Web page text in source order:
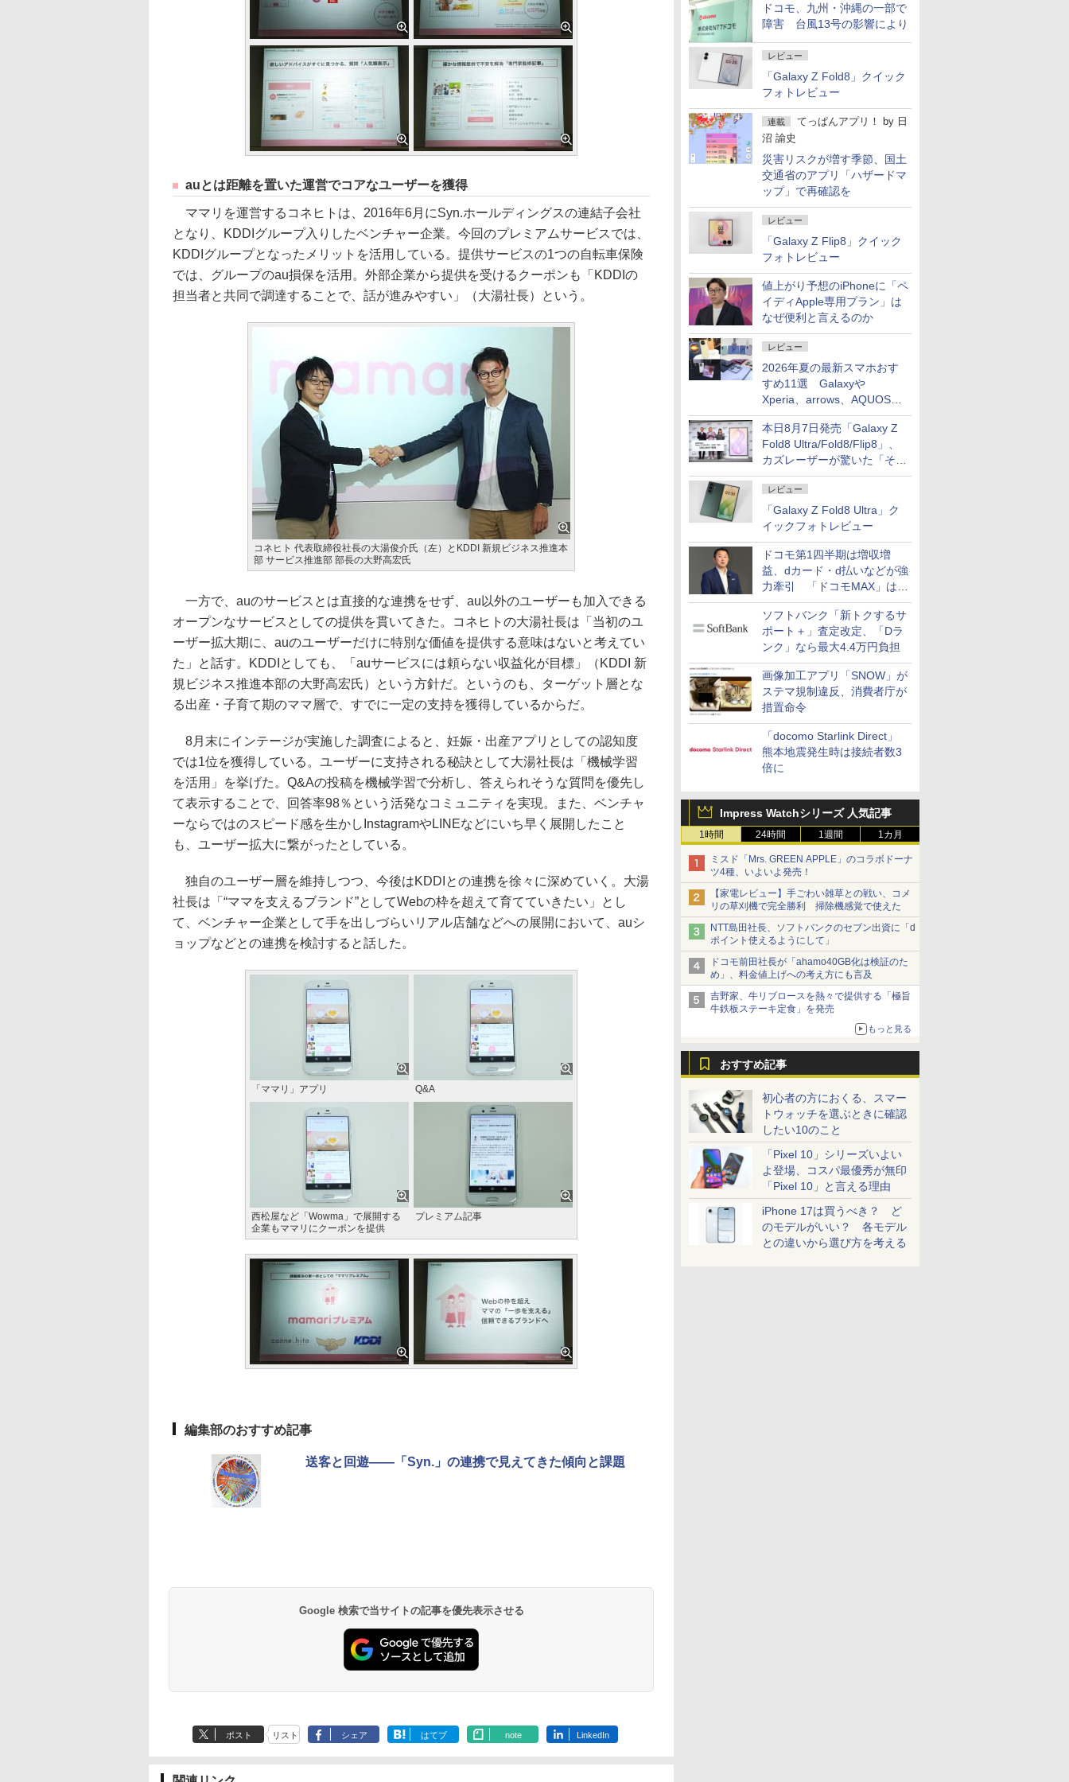
ドコモ、九州・沖縄の一部で
障害 台風13号の影響により
レビュー
「Galaxy Z Fold8」クイック
フォトレビュー
連載 てっぱんアプリ！ by 日
沼 諭史
災害リスクが増す季節、国土
交通省のアプリ「ハザードマ
ップ」で再確認を
レビュー
「Galaxy Z Flip8」クイック
フォトレビュー
値上がり予想のiPhoneに「ペ
イディApple専用プラン」は
なぜ便利と言えるのか
レビュー
2026年夏の最新スマホおす
すめ11選 Galaxyや
Xperia、arrows、AQUOSな
ど注目機種の特徴は
本日8月7日発売「Galaxy Z
Fold8 Ultra/Fold8/Flip8」、
カズレーザーが驚いた「そば
屋のメニュー並みの薄さ」
レビュー
「Galaxy Z Fold8 Ultra」ク
イックフォトレビュー
ドコモ第1四半期は増収増
益、dカード・d払いなどが強
力牽引 「ドコモMAX」は
400万契約突破
ソフトバンク「新トクするサ
ポート＋」査定改定、「Dラ
ンク」なら最大4.4万円負担
画像加工アプリ「SNOW」が
ステマ規制違反、消費者庁が
措置命令
「docomo Starlink Direct」
熊本地震発生時は接続者数3
倍に
Impress Watchシリーズ 人気記事
1時間 24時間 1週間 1カ月
ミスド「Mrs. GREEN APPLE」のコラボドーナ
ツ4種、いよいよ発売！
【家電レビュー】手ごわい雑草との戦い、コメ
リの草刈機で完全勝利 掃除機感覚で使えた
NTT島田社長、ソフトバンクのセブン出資に「d
ポイント使えるようにして」
ドコモ前田社長が「ahamo40GB化は検証のた
め」、料金値上げへの考え方にも言及
吉野家、牛リブロースを熱々で提供する「極旨
牛鉄板ステーキ定食」を発売
もっと見る
おすすめ記事
初心者の方におくる、スマー
トウォッチを選ぶときに確認
したい10のこと
「Pixel 10」シリーズいよい
よ登場、コスパ最優秀が無印
「Pixel 10」と言える理由
iPhone 17は買うべき？ ど
のモデルがいい？ 各モデル
との違いから選び方を考える
auとは距離を置いた運営でコアなユーザーを獲得
ママリを運営するコネヒトは、2016年6月にSyn.ホールディングスの連結子会社
となり、KDDIグループ入りしたベンチャー企業。今回のプレミアムサービスでは、
KDDIグループとなったメリットを活用している。提供サービスの1つの自転車保険
では、グループのau損保を活用。外部企業から提供を受けるクーポンも「KDDIの
担当者と共同で調達することで、話が進みやすい」（大湯社長）という。
コネヒト 代表取締役社長の大湯俊介氏（左）とKDDI 新規ビジネス推進本
部 サービス推進部 部長の大野高宏氏
一方で、auのサービスとは直接的な連携をせず、au以外のユーザーも加入できる
オープンなサービスとしての提供を貫いてきた。コネヒトの大湯社長は「当初のユ
ーザー拡大期に、auのユーザーだけに特別な価値を提供する意味はないと考えてい
た」と話す。KDDIとしても、「auサービスには頼らない収益化が目標」（KDDI 新
規ビジネス推進本部の大野高宏氏）という方針だ。というのも、ターゲット層とな
る出産・子育て期のママ層で、すでに一定の支持を獲得しているからだ。
8月末にインテージが実施した調査によると、妊娠・出産アプリとしての認知度
では1位を獲得している。ユーザーに支持される秘訣として大湯社長は「機械学習
を活用」を挙げた。Q&Aの投稿を機械学習で分析し、答えられそうな質問を優先し
て表示することで、回答率98％という活発なコミュニティを実現。また、ベンチャ
ーならではのスピード感を生かしInstagramやLINEなどにいち早く展開したこと
も、ユーザー拡大に繋がったとしている。
独自のユーザー層を維持しつつ、今後はKDDIとの連携を徐々に深めていく。大湯
社長は「“ママを支えるブランド”としてWebの枠を超えて育てていきたい」とし
て、ベンチャー企業として手を出しづらいリアル店舗などへの展開において、auシ
ョップなどとの連携を検討すると話した。
「ママリ」アプリ Q&A
西松屋など「Wowma」で展開する
企業もママリにクーポンを提供
プレミアム記事
編集部のおすすめ記事
送客と回遊――「Syn.」の連携で見えてきた傾向と課題
Google 検索で当サイトの記事を優先表示させる
ポスト リスト シェア はてブ note LinkedIn